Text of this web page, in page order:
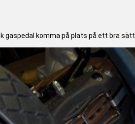
gaspedal komma på plats på ett bra sätt.